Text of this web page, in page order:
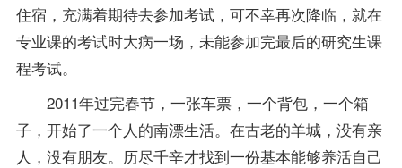
住宿，充满着期待去参加考试，可不幸再次降临，就在
专业课的考试时大病一场，未能参加完最后的研究生课
程考试。
2011年过完春节，一张车票，一个背包，一个箱
子，开始了一个人的南漂生活。在古老的羊城，没有亲
人，没有朋友。历尽千辛才找到一份基本能够养活自己